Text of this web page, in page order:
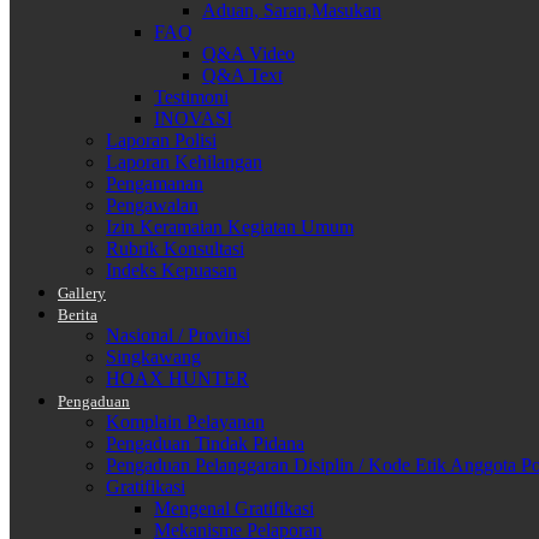
Aduan, Saran,Masukan
FAQ
Q&A Video
Q&A Text
Testimoni
INOVASI
Laporan Polisi
Laporan Kehilangan
Pengamanan
Pengawalan
Izin Keramaian Kegiatan Umum
Rubrik Konsultasi
Indeks Kepuasan
Gallery
Berita
Nasional / Provinsi
Singkawang
HOAX HUNTER
Pengaduan
Komplain Pelayanan
Pengaduan Tindak Pidana
Pengaduan Pelanggaran Disiplin / Kode Etik Anggota
Gratifikasi
Mengenal Gratifikasi
Mekanisme Pelaporan